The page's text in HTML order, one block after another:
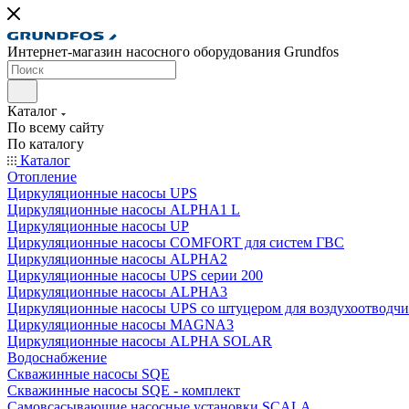
Интернет-магазин насосного оборудования Grundfos
Каталог
По всему сайту
По каталогу
Каталог
Отопление
Циркуляционные насосы UPS
Циркуляционные насосы ALPHA1 L
Циркуляционные насосы UP
Циркуляционные насосы COMFORT для систем ГВС
Циркуляционные насосы ALPHA2
Циркуляционные насосы UPS серии 200
Циркуляционные насосы ALPHA3
Циркуляционные насосы UPS со штуцером для
Циркуляционные насосы MAGNA3
Циркуляционные насосы ALPHA SOLAR
Водоснабжение
Скважинные насосы SQE
Скважинные насосы SQE - комплект